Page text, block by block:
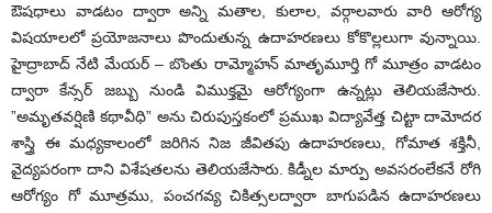
ఔషధాలు వాడటం ద్వారా అన్ని మతాల, కులాల, వర్గాలవారు వారి ఆరోగ్య
విషయాలలో ప్రయోజనాలు పొందుతున్న ఉదాహరణలు కోకొల్లలుగా వున్నాయి.
హైద్రాబాద్‌ నేటి మేయర్‌ – బొంతు రామ్మోహన్‌ మాతృమూర్తి గో మూత్రం వాడటం
ద్వారా కేన్సర్‌ జబ్బు నుండి విముక్తమై ఆరోగ్యంగా ఉన్నట్లు తెలియజేసారు.
”అమృతవర్షిణి కథావీధి” అను చిరుపుస్తకంలో ప్రముఖ విద్యావేత్త చిట్టా దామోదర
శాస్త్రి ఈ మధ్యకాలంలో జరిగిన నిజ జీవితపు ఉదాహరణలు, గోమాత శక్తినీ,
వైద్యపరంగా దాని విశేషతలను తెలియజేసారు. కిడ్నీల మార్పు అవసరంలేకనే రోగి
ఆరోగ్యం గో మూత్రము, పంచగవ్య చికిత్సలద్వారా బాగుపడిన ఉదాహరణలు